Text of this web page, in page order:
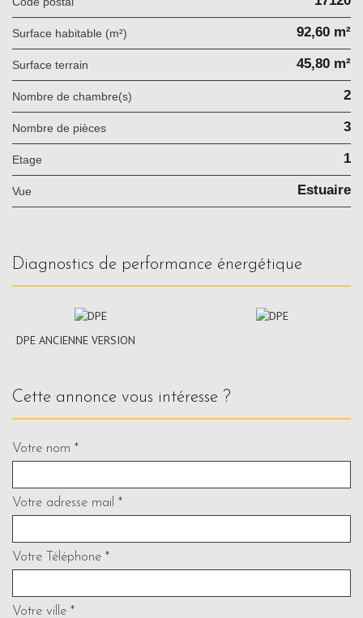
Surface habitable (m²) 92,60 m²
surface terrain 45,80 m²
Nombre de chambre(s) 2
Nombre de pièces 3
Etage 1
Vue Estuaire
diagnostics de performance énergétique
DPE ANCIENNE VERSION
cette annonce vous intéresse ?
Votre nom *
Votre adresse mail *
Votre Téléphone *
Votre ville *